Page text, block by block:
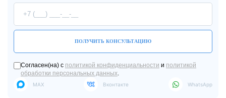
ПОЛУЧИТЬ КОНСУЛЬТАЦИЮ
Согласен(на) с политикой конфиденциальности и политикой
обработки персональных данных
MAX Вконтакте WhatsApp